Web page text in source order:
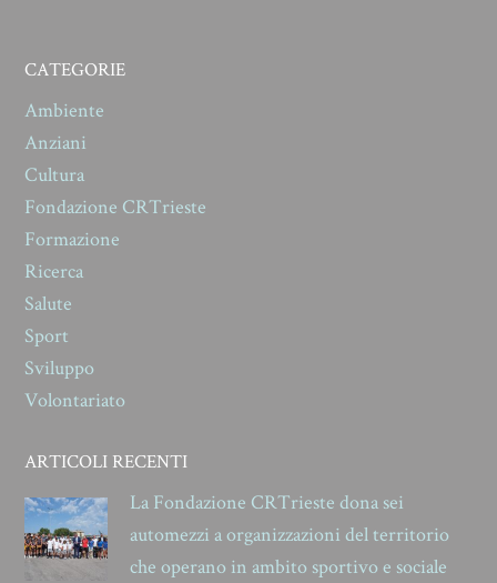
CATEGORIE
Ambiente
Anziani
Cultura
Fondazione CRTrieste
Formazione
Ricerca
Salute
Sport
Sviluppo
Volontariato
ARTICOLI RECENTI
La Fondazione CRTrieste dona sei
automezzi a organizzazioni del territorio
che operano in ambito sportivo e sociale